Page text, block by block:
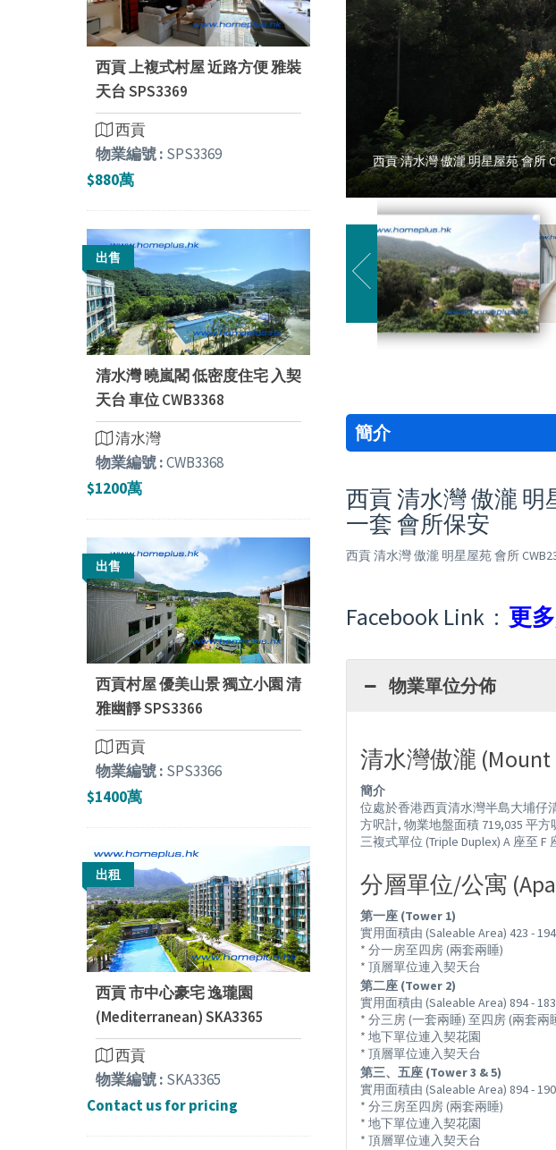
西貢 清水灣 傲瀧 明星屋苑 會所
簡介
西貢 清水灣 傲瀧 明
一套 會所保安
西貢 清水灣 傲瀧 明星屋苑 會所
Facebook Link : 更
物業單位分佈
清水灣傲瀧
簡介
位處於香港西貢清水灣半島大埔仔
方呎計, 物業地盤面積 719,035 平方
三複式單位 (Triple Duplex) A 座至 F
分層單位/公寓
第一座 (Tower 1)
實用面積由 (Saleable Area) 423 -
* 分一房至四房 (兩套兩睡)
* 頂層單位連入契天台
第二座 (Tower 2)
實用面積由 (Saleable Area) 894 -
* 分三房 (一套兩睡) 至四房 (兩套兩
* 地下單位連入契花園
* 頂層單位連入契天台
第三、五座 (Tower 3 & 5)
實用面積由 (Saleable Area) 894 -
* 分三房至四房 (兩套兩睡)
* 地下單位連入契花園
* 頂層單位連入契天台
西貢 上複式村屋 近路方便 雅裝
天台 SPS3369
西貢
物業編號 : SPS3369
$880萬
出售
清水灣 曉嵐閣 低密度住宅 入契
天台 車位 CWB3368
清水灣
物業編號 :CWB3368
$1200萬
出售
西貢村屋 優美山景 獨立小園 清
雅幽靜 SPS3366
西貢
物業編號 : SPS3366
$1400萬
出租
西貢 市中心豪宅 逸瓏園
(Mediterranean) SKA3365
西貢
物業編號 : SKA3365
Contact us for pricing